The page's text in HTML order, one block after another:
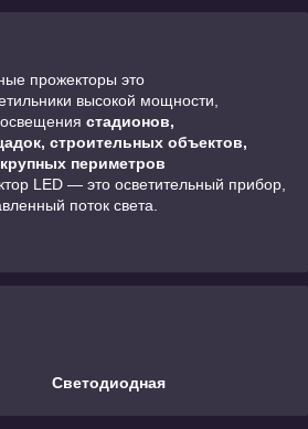
прожекторы это
высокой мощности,
стадионов,
строительных объектов,
периметров
LED — это осветительный прибор,
поток света.
Светодиодная